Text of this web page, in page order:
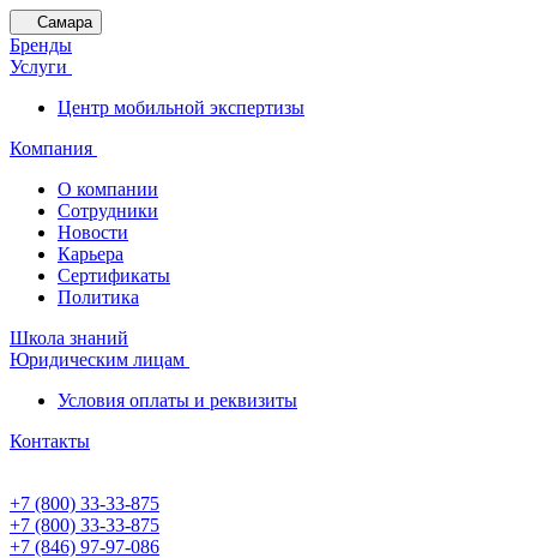
Самара
Бренды
Услуги
Центр мобильной экспертизы
Компания
О компании
Сотрудники
Новости
Карьера
Сертификаты
Политика
Школа знаний
Юридическим лицам
Условия оплаты и реквизиты
Контакты
+7 (800) 33-33-875
+7 (800) 33-33-875
+7 (846) 97-97-086